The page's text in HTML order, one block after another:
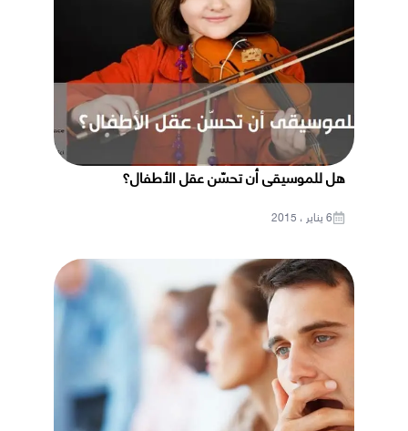
هل للموسيقى أن تحسّن عقل الأطفال؟
6 يناير ، 2015